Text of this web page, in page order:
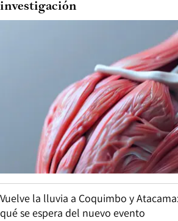
investigación
Vuelve la lluvia a Coquimbo y
qué se espera del nuevo evento